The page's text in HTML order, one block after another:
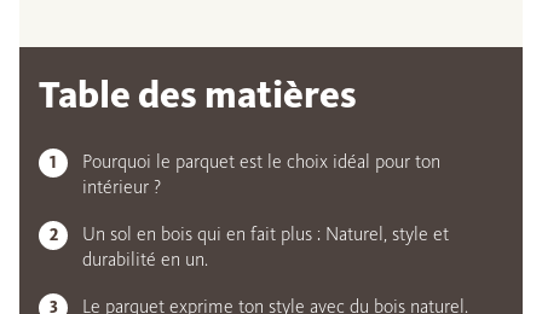
Table des matières
Pourquoi le parquet est le choix idéal pour ton
intérieur ?
Un sol en bois qui en fait plus : Naturel, style et
durabilité en un.
Le parquet exprime ton style avec du bois naturel.